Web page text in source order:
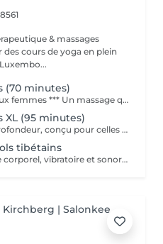
& massages
cours de yoga en plein
(70 minutes)
*** Massage du corps réservé aux femmes *** Un massage qui n'est pas dit "classique". Il réunit différentes techniques et cultures du monde ainsi que l'énergie universelle qui réveille la capacité naturelle d'auto-guérison et qui vise à rééquilibrer les énergies du corps. Le procédé de massage fait remonter doucement la force vitale le long du corps et de la colonne vertébrale afin de libérer une grande quantité de cette puissance dans le coeur. Telle une psychothérapie pour le corps, il permet de laisser se dérouler tout un développement réparateur et initiateur, ouvrant la mémoire du corps, nettoyant peu à peu les anciens traumas et laissant l'énergie de plaisir et de vie circuler librement. Deux compositions à base d'huiles essentielles et végétales sont utilisées selon les critères des différentes phases du massage pour favoriser la désintoxication et le lâcher-prise et ensuite activer la revitalisation, la reconnection et la stimulation du système immunitaire. Ces huiles s'activent à merveille pendant toute la durée du soin à l'aide des différentes manipulations et continuent d'agir en profondeur même après que le soin soit terminé. Ce massage nécessite l'utilisation d'un mélange d'huiles végétales et d'huiles essentielles. En cas de contre-indication ou d'allergie connue ou possible, merci de le signaler à la prise de rendez-vous. Contre-indications : - grossesse - pathologie lourde (comme un cancer) - problème de peau, problèmes cardiaques
XL (95 minutes)
*** Le massage XL va plus en profondeur, conçu pour celles qui estiment qu'un massage ne dure jamais assez longtemps...*** Massage du corps réservé aux femmes *** Un massage qui n'est pas dit "classique". Il réunit différentes techniques et cultures du monde ainsi que l'énergie universelle qui réveille la capacité naturelle d'auto-guérison et qui vise à rééquilibrer les énergies du corps. Le procédé de massage fait remonter doucement la force vitale le long du corps et de la colonne vertébrale afin de libérer une grande quantité de cette puissance dans le coeur. Telle une psychothérapie pour le corps, il permet de laisser se dérouler tout un développement réparateur et initiateur, ouvrant la mémoire du corps, nettoyant peu à peu les anciens traumas et laissant l'énergie de plaisir et de vie circuler librement. Deux compositions à base d'huiles essentielles et végétales sont utilisées selon les critères des différentes phases du massage pour favoriser la désintoxication et le lâcher-prise et ensuite activer la revitalisation, la reconnection et la stimulation du système immunitaire. Ces huiles s'activent à merveille pendant toute la durée du soin à l'aide des différentes manipulations et continuent d'agir en profondeur même après que le soin soit terminé. Contre-indications : grossesse, pathologie lourde (comme un cancer), problème de peau, problème cardiaqu
tibétains
Ce massage combine massage corporel, vibratoire et sonore. Le soin commence par un massage classique ensuite le massage continue avec les bols chantants. Grâce à cette combinaison, votre cerveau "logique" n'exerce plus de contrôle sur votre organisme qui peut agir en mobilisant les forces d'auto-guérison, en supprimant les tensions, blocages et douleurs. Vous éprouvez une sensation de joie, de bonheur, d'abandon et d'unité... Le corps est un ensemble de vibrations et d'ondes. Chaque organe de notre corps émet une fréquence différente. Un organe en bonne santé vibre à sa fréquence. La fréquence d'un organe en déséquilibre ou malade, est perturbée. Les bols chantants, grâce à leur large spectre harmonique, permettent aux organes de se "raccorder", de retrouver leur fréquence initiale. Les bols chantants émettent également des fréquences inaudibles très basses correspondantes aux ondes alpha et bêta. Grâce à cela les deux hémisphères du cerveau retrouvent leur équilibre. Le massage sonore et vibratoire est aussi étonnant que méconnu qu'il est puissant et apaisant. Il travaille en profondeur sur les aspects physiques et sur les corps subtils pour retrouver une harmonie globale. Contre-indications : Personnes épileptiques, ayant un pace-maker ou souffrant d'une pathologie lourde, femmes enceintes. Chez des personnes ayant une prothèse on évitera de poser les bols à cet endroit.